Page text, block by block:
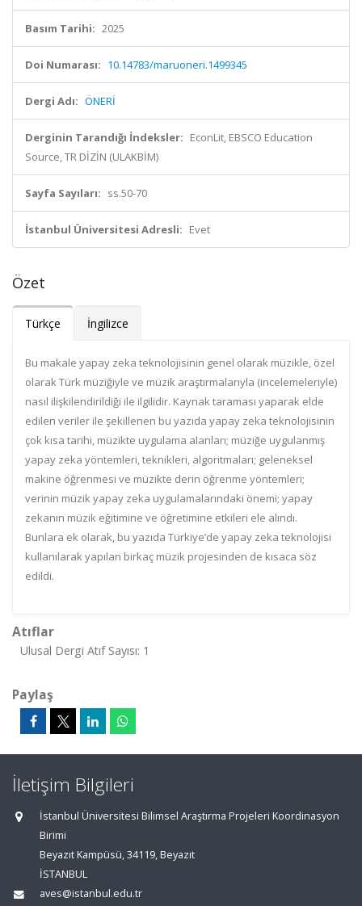
Basım Tarihi: 2025
Doi Numarası: 10.14783/maruoneri.1499345
Dergi Adı: ÖNERİ
Derginin Tarandığı İndeksler: EconLit, EBSCO Education
Source, TR DİZİN (ULAKBİM)
Sayfa Sayıları: ss.50-70
İstanbul Üniversitesi Adresli: Evet
Özet
Türkçe İngilizce
Bu makale yapay zeka teknolojisinin genel olarak müzikle, özel
olarak Türk müziğiyle ve müzik araştırmalarıyla (incelemeleriyle)
nasıl ilişkilendirildiği ile ilgilidir. Kaynak taraması yaparak elde
edilen veriler ile şekillenen bu yazıda yapay zeka teknolojisinin
çok kısa tarihi, müzikte uygulama alanları; müziğe uygulanmış
yapay zeka yöntemleri, teknikleri, algoritmaları; geleneksel
makine öğrenmesi ve müzikte derin öğrenme yöntemleri;
verinin müzik yapay zeka uygulamalarındaki önemi; yapay
zekanın müzik eğitimine ve öğretimine etkileri ele alındı.
Bunlara ek olarak, bu yazıda Türkiye’de yapay zeka teknolojisi
kullanılarak yapılan birkaç müzik projesinden de kısaca söz
edildi.
Atıflar
Ulusal Dergi Atıf Sayısı: 1
Paylaş
İletişim Bilgileri
İstanbul Üniversitesi Bilimsel Araştırma Projeleri Koordinasyon
Birimi
Beyazıt Kampüsü, 34119, Beyazıt
İSTANBUL
aves@istanbul.edu.tr